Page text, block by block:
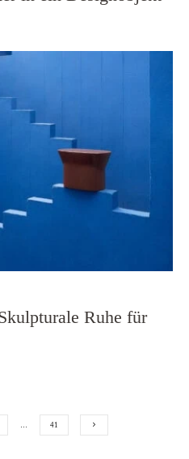
Ruhe für
… 41